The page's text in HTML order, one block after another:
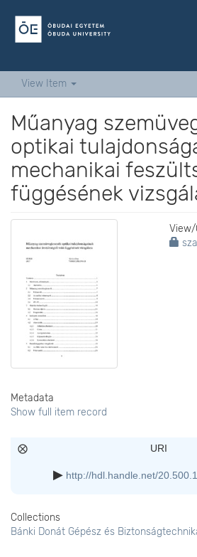
View Item
Műanyag
optikai
mechanikai
függésének
View/
Metadata
Show full item record
URI
http://hdl.handle.net/
Collections
Bánki Donát Gépész és